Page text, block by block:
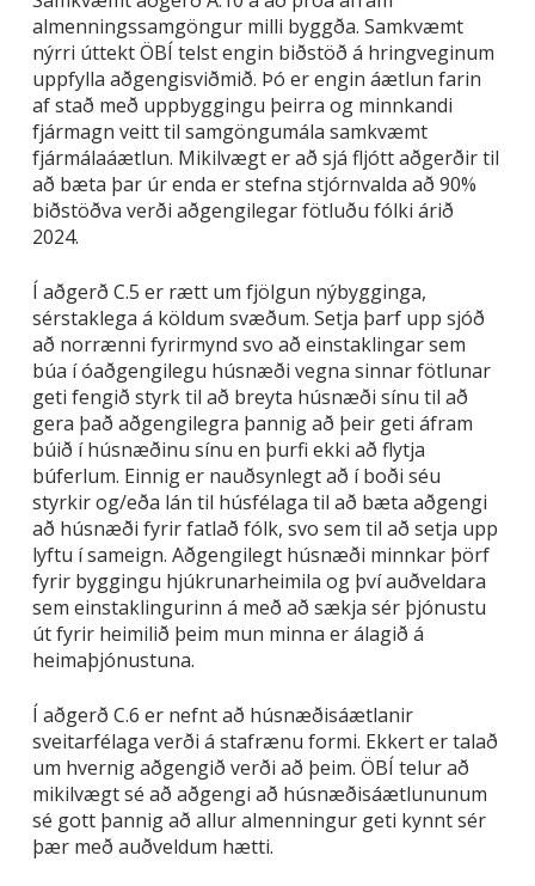
almenningssamgöngur milli byggða. Samkvæmt
nýrri úttekt ÖBÍ telst engin biðstöð á hringveginum
uppfylla aðgengisviðmið. Þó er engin áætlun farin
af stað með uppbyggingu þeirra og minnkandi
fjármagn veitt til samgöngumála samkvæmt
fjármálaáætlun. Mikilvægt er að sjá fljótt aðgerðir til
að bæta þar úr enda er stefna stjórnvalda að 90%
biðstöðva verði aðgengilegar fötluðu fólki árið
2024.
Í aðgerð C.5 er rætt um fjölgun nýbygginga,
sérstaklega á köldum svæðum. Setja þarf upp sjóð
að norrænni fyrirmynd svo að einstaklingar sem
búa í óaðgengilegu húsnæði vegna sinnar fötlunar
geti fengið styrk til að breyta húsnæði sínu til að
gera það aðgengilegra þannig að þeir geti áfram
búið í húsnæðinu sínu en þurfi ekki að flytja
búferlum. Einnig er nauðsynlegt að í boði séu
styrkir og/eða lán til húsfélaga til að bæta aðgengi
að húsnæði fyrir fatlað fólk, svo sem til að setja upp
lyftu í sameign. Aðgengilegt húsnæði minnkar þörf
fyrir byggingu hjúkrunarheimila og því auðveldara
sem einstaklingurinn á með að sækja sér þjónustu
út fyrir heimilið þeim mun minna er álagið á
heimaþjónustuna.
Í aðgerð C.6 er nefnt að húsnæðisáætlanir
sveitarfélaga verði á stafrænu formi. Ekkert er talað
um hvernig aðgengið verði að þeim. ÖBÍ telur að
mikilvægt sé að aðgengi að húsnæðisáætlununum
sé gott þannig að allur almenningur geti kynnt sér
þær með auðveldum hætti.